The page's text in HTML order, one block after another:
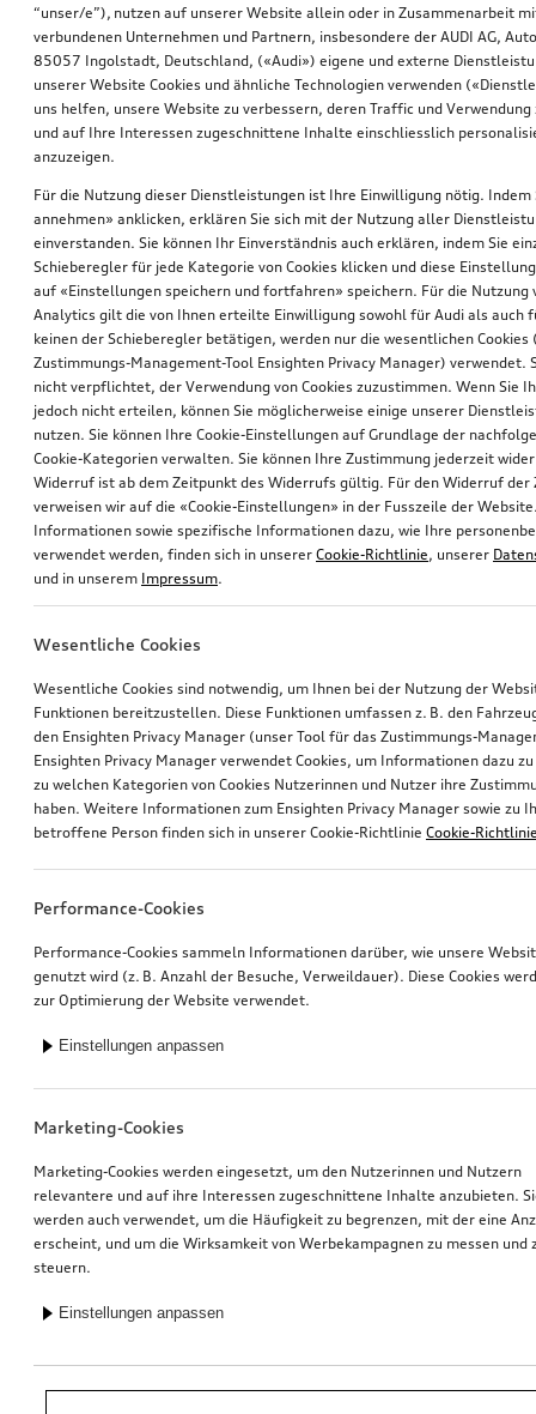
*Unverbindliche Preisempfehlung der Importeurin AMAG Import AG. Inkl.
gesetzlicher MwSt. Preise beim Audi Partner können abweichen; weitere
“unser/e”), nutzen auf unserer Website allein oder in Zusammenarbeit
verbundenen Unternehmen und Partnern, insbesondere der AUDI AG,
85057 Ingolstadt, Deutschland, («Audi») eigene und externe
unserer Website Cookies und ähnliche Technologien verwenden
uns helfen, unsere Website zu verbessern, deren Traffic und Verwendung
und auf Ihre Interessen zugeschnittene Inhalte einschliesslich
anzuzeigen.
Für die Nutzung dieser Dienstleistungen ist Ihre Einwilligung nötig. Indem
annehmen» anklicken, erklären Sie sich mit der Nutzung aller
einverstanden. Sie können Ihr Einverständnis auch erklären, indem Sie
Schieberegler für jede Kategorie von Cookies klicken und diese
auf «Einstellungen speichern und fortfahren» speichern. Für die Nutzung
Analytics gilt die von Ihnen erteilte Einwilligung sowohl für Audi als auch
keinen der Schieberegler betätigen, werden nur die wesentlichen Cookies
Zustimmungs-Management-Tool Ensighten Privacy Manager) verwendet.
nicht verpflichtet, der Verwendung von Cookies zuzustimmen. Wenn Sie
jedoch nicht erteilen, können Sie möglicherweise einige unserer
nutzen. Sie können Ihre Cookie-Einstellungen auf Grundlage der
Cookie-Kategorien verwalten. Sie können Ihre Zustimmung jederzeit
Widerruf ist ab dem Zeitpunkt des Widerrufs gültig. Für den Widerruf der
verweisen wir auf die «Cookie-Einstellungen» in der Fusszeile der
Informationen sowie spezifische Informationen dazu, wie Ihre
verwendet werden, finden sich in unserer Cookie-Richtlinie, unserer
und in unserem Impressum.
Wesentliche Cookies
Wesentliche Cookies sind notwendig, um Ihnen bei der Nutzung der
Funktionen bereitzustellen. Diese Funktionen umfassen z. B. den
den Ensighten Privacy Manager (unser Tool für das Zustimmungs-
Ensighten Privacy Manager verwendet Cookies, um Informationen dazu
zu welchen Kategorien von Cookies Nutzerinnen und Nutzer ihre
haben. Weitere Informationen zum Ensighten Privacy Manager sowie zu
betroffene Person finden sich in unserer Cookie-Richtlinie Cookie-
Performance-Cookies
Performance-Cookies sammeln Informationen darüber, wie unsere
genutzt wird (z. B. Anzahl der Besuche, Verweildauer). Diese Cookies
zur Optimierung der Website verwendet.
Einstellungen anpassen
Marketing-Cookies
Marketing-Cookies werden eingesetzt, um den Nutzerinnen und Nutzern
relevantere und auf ihre Interessen zugeschnittene Inhalte anzubieten.
werden auch verwendet, um die Häufigkeit zu begrenzen, mit der eine
erscheint, und um die Wirksamkeit von Werbekampagnen zu messen und
steuern.
Einstellungen anpassen